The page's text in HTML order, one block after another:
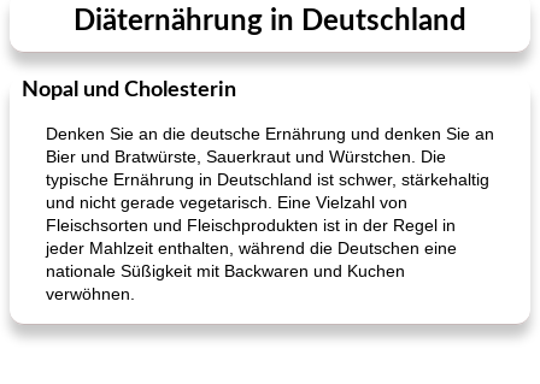
Diäternährung in Deutschland
Nopal und Cholesterin
Denken Sie an die deutsche Ernährung und denken Sie an
Bier und Bratwürste, Sauerkraut und Würstchen. Die
typische Ernährung in Deutschland ist schwer, stärkehaltig
und nicht gerade vegetarisch. Eine Vielzahl von
Fleischsorten und Fleischprodukten ist in der Regel in
jeder Mahlzeit enthalten, während die Deutschen eine
nationale Süßigkeit mit Backwaren und Kuchen
verwöhnen.